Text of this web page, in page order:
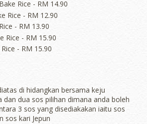
Rice - RM 14.90
Rice - RM 12.90
- RM 13.90
Rice - RM 15.90
- RM 15.90
di hidangkan bersama keju
dan dua sos pilihan dimana anda boleh
3 sos yang disediakakan iaitu sos
sos kari Jepun